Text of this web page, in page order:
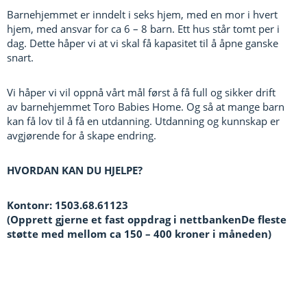
Barnehjemmet er inndelt i seks hjem, med en mor i hvert
hjem, med ansvar for ca 6 – 8 barn. Ett hus står tomt per i
dag. Dette håper vi at vi skal få kapasitet til å åpne ganske
snart.
Vi håper vi vil oppnå vårt mål først å få full og sikker drift
av barnehjemmet Toro Babies Home. Og så at mange barn
kan få lov til å få en utdanning. Utdanning og kunnskap er
avgjørende for å skape endring.
HVORDAN KAN DU HJELPE?
Kontonr: 1503.68.61123
(Opprett gjerne et fast oppdrag i nettbankenDe fleste
støtte med mellom ca 150 – 400 kroner i måneden)